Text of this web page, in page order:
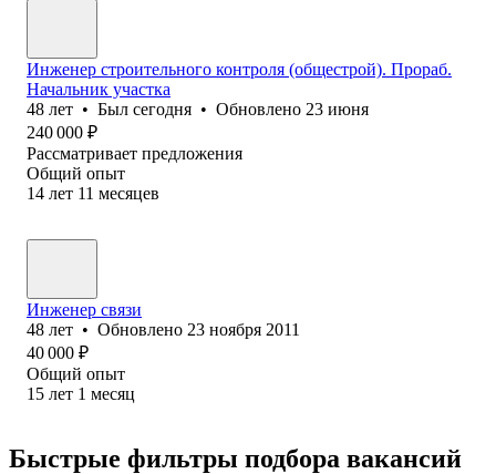
Инженер строительного контроля (общестрой). Прораб.
Начальник участка
48 лет • Был сегодня • Обновлено 23 июня
240 000 ₽
Рассматривает предложения
Общий опыт
14 лет 11 месяцев
Инженер связи
48 лет • Обновлено 23 ноября 2011
40 000 ₽
Общий опыт
15 лет 1 месяц
Быстрые фильтры подбора вакансий